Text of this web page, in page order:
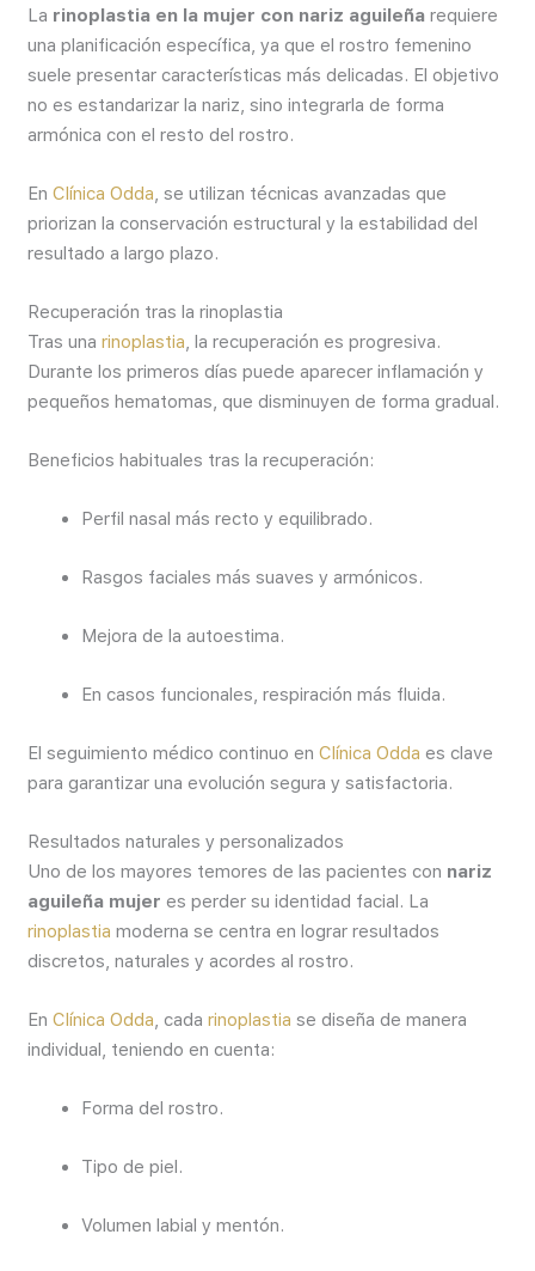
La rinoplastia en la mujer con nariz aguileña requiere
una planificación específica, ya que el rostro femenino
suele presentar características más delicadas. El objetivo
no es estandarizar la nariz, sino integrarla de forma
armónica con el resto del rostro.
EnClínica Odda, se utilizan técnicas avanzadas que
priorizan la conservación estructural y la estabilidad del
resultado a largo plazo.
Recuperación tras la rinoplastia
Tras unarinoplastia, la recuperación es progresiva.
Durante los primeros días puede aparecer inflamación y
pequeños hematomas, que disminuyen de forma gradual.
Beneficios habituales tras la recuperación:
Perfil nasal más recto y equilibrado.
Rasgos faciales más suaves y armónicos.
Mejora de la autoestima.
En casos funcionales, respiración más fluida.
El seguimiento médico continuo enClínica Odda es clave
para garantizar una evolución segura y satisfactoria.
Resultados naturales y personalizados
Uno de los mayores temores de las pacientes con nariz
aguileña mujer es perder su identidad facial. La
rinoplastia moderna se centra en lograr resultados
discretos, naturales y acordes al rostro.
EnClínica Odda, cadarinoplastia se diseña de manera
individual, teniendo en cuenta:
Forma del rostro.
Tipo de piel.
Volumen labial y mentón.